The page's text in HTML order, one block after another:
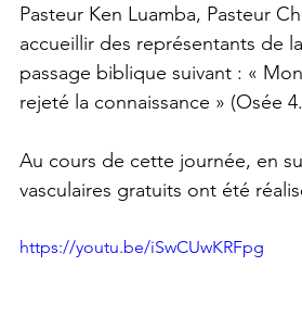
Pasteur Ken Luamba, Pasteur
accueillir des représentants de
passage biblique suivant : «
rejeté la connaissance » (Osée
Au cours de cette journée, en
vasculaires gratuits ont été
https://youtu.be/iSwCUwKRFpg